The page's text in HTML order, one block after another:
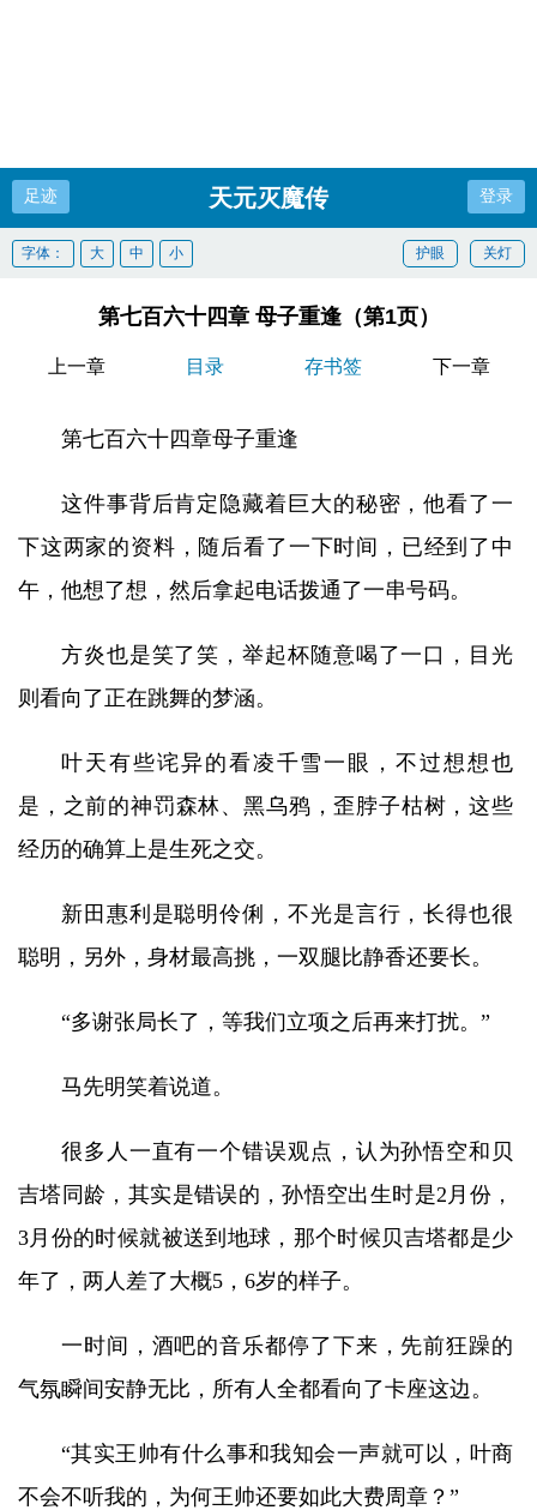
足迹 天元灭魔传 登录
关灯
护眼
字体： 大 中 小
第七百六十四章 母子重逢（第1页）
上一章 目录 存书签 下一章
第七百六十四章母子重逢
这件事背后肯定隐藏着巨大的秘密，他看了一
下这两家的资料，随后看了一下时间，已经到了中
午，他想了想，然后拿起电话拨通了一串号码。
方炎也是笑了笑，举起杯随意喝了一口，目光
则看向了正在跳舞的梦涵。
叶天有些诧异的看凌千雪一眼，不过想想也
是，之前的神罚森林、黑乌鸦，歪脖子枯树，这些
经历的确算上是生死之交。
新田惠利是聪明伶俐，不光是言行，长得也很
聪明，另外，身材最高挑，一双腿比静香还要长。
“多谢张局长了，等我们立项之后再来打扰。”
马先明笑着说道。
很多人一直有一个错误观点，认为孙悟空和贝
吉塔同龄，其实是错误的，孙悟空出生时是2月份，
3月份的时候就被送到地球，那个时候贝吉塔都是少
年了，两人差了大概5，6岁的样子。
一时间，酒吧的音乐都停了下来，先前狂躁的
气氛瞬间安静无比，所有人全都看向了卡座这边。
“其实王帅有什么事和我知会一声就可以，叶商
不会不听我的，为何王帅还要如此大费周章？”